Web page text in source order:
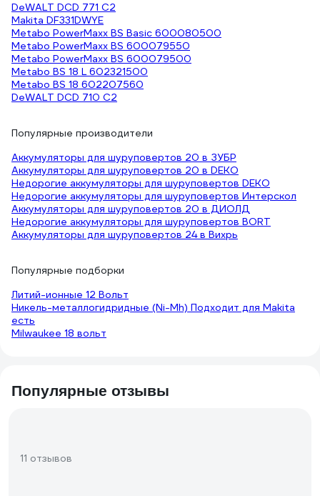
DeWALT DCD 771 C2
Makita DF331DWYE
Metabo PowerMaxx BS Basic 600080500
Metabo PowerMaxx BS 600079550
Metabo PowerMaxx BS 600079500
Metabo BS 18 L 602321500
Metabo BS 18 602207560
DeWALT DCD 710 C2
Популярные производители
Аккумуляторы для шуруповертов 20 в ЗУБР
Аккумуляторы для шуруповертов 20 в DEKO
Недорогие аккумуляторы для шуруповертов DEKO
Недорогие аккумуляторы для шуруповертов Интерскол
Аккумуляторы для шуруповертов 20 в ДИОЛД
Недорогие аккумуляторы для шуруповертов BORT
Аккумуляторы для шуруповертов 24 в Вихрь
Популярные подборки
Литий-ионные 12 Вольт
Никель-металлогидридные (Ni-Mh) Подходит для Makita
есть
Milwaukee 18 вольт
Популярные отзывы
11 отзывов